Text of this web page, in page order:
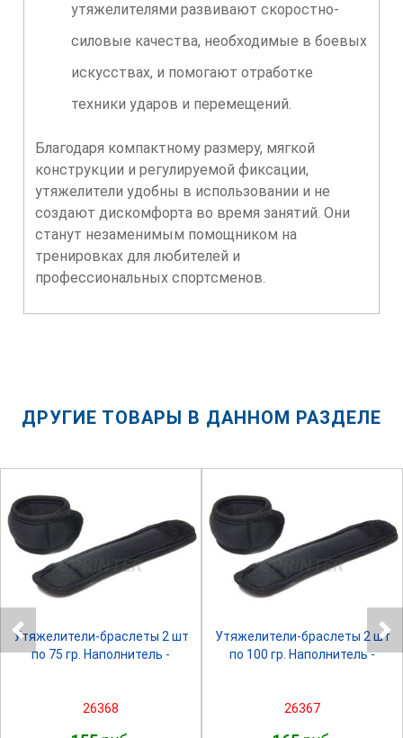
утяжелителями развивают скоростно-
силовые качества, необходимые в боевых
искусствах, и помогают отработке
техники ударов и перемещений.
Благодаря компактному размеру, мягкой
конструкции и регулируемой фиксации,
утяжелители удобны в использовании и не
создают дискомфорта во время занятий. Они
станут незаменимым помощником на
тренировках для любителей и
профессиональных спортсменов.
ДРУГИЕ ТОВАРЫ В ДАННОМ РАЗДЕЛЕ
SPRINTER
Утяжелители-браслеты 2 шт
по 75 гр. Наполнитель -
26368
SPRINTER
Утяжелители-браслеты 2 шт
по 100 гр. Наполнитель -
26367